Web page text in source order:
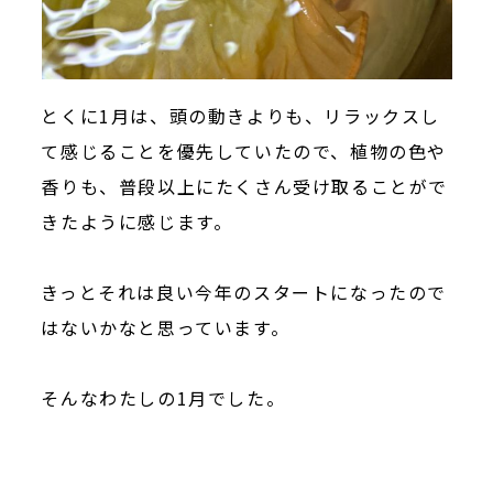
とくに1月は、頭の動きよりも、リラックスし
て感じることを優先していたので、植物の色や
香りも、普段以上にたくさん受け取ることがで
きたように感じます。
きっとそれは良い今年のスタートになったので
はないかなと思っています。
そんなわたしの1月でした。